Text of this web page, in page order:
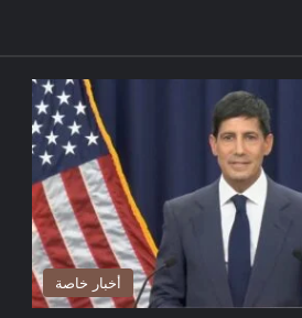
أخبار خاصة